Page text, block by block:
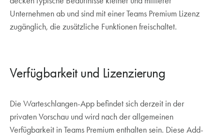
Unternehmen ab und sind mit einer Teams Premium Lizenz
zugänglich, die zusätzliche Funktionen freischaltet.
Verfügbarkeit und Lizenzierung
Die Warteschlangen-App befindet sich derzeit in der
privaten Vorschau und wird nach der allgemeinen
Verfügbarkeit in Teams Premium enthalten sein. Diese Add-